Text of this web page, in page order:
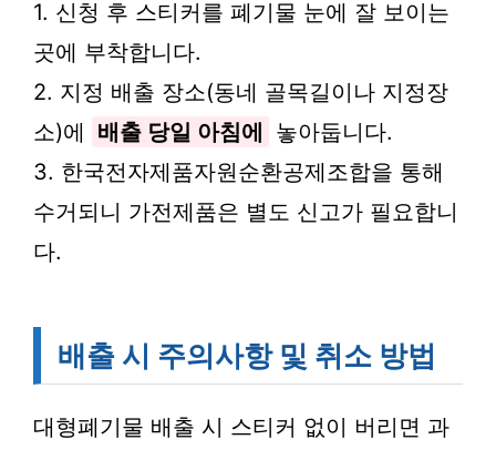
1. 신청 후 스티커를 폐기물 눈에 잘 보이는
곳에 부착합니다.
2. 지정 배출 장소(동네 골목길이나 지정장
소)에 배출 당일 아침에 놓아둡니다.
3. 한국전자제품자원순환공제조합을 통해
수거되니 가전제품은 별도 신고가 필요합니
다.
배출 시 주의사항 및 취소 방법
대형폐기물 배출 시 스티커 없이 버리면 과